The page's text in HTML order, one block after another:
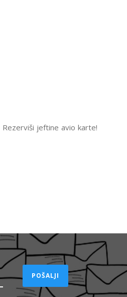
jeftine avio karte!
POŠALJI